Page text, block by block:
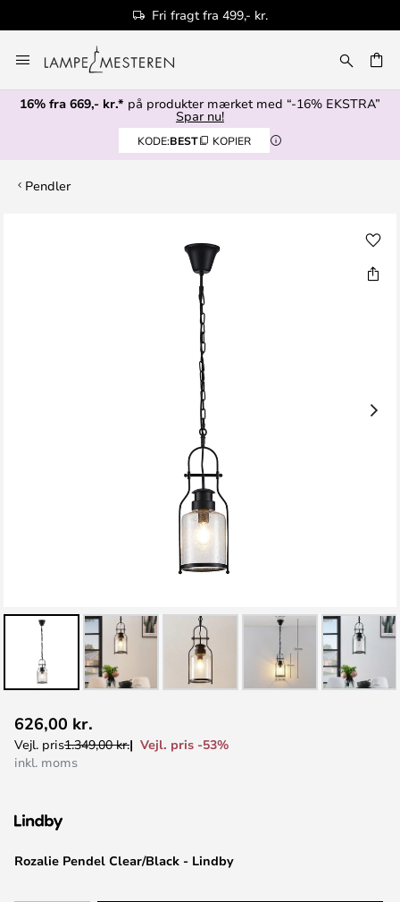
Fri fragt fra 499,- kr.
to
Content
16% fra 669,- kr.* på produkter mærket med “-16% EKSTRA”
Spar nu!
KODE:BEST KOPIER
Pendler
til
starten
Rozalie Pendel Clear/Black - Lindby
626,00 kr.
Vejl. pris1.349,00 kr.
Vejl. pris -53%
inkl. moms